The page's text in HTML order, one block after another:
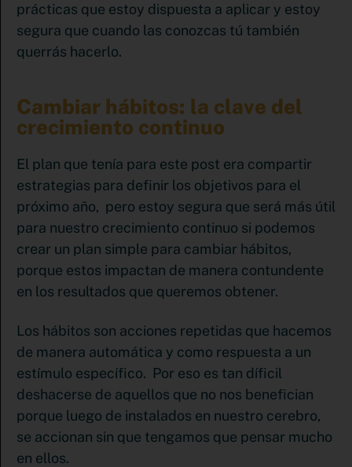
prácticas que estoy dispuesta a aplicar y estoy
segura que cuando las conozcas tú también
querrás hacerlo.
Cambiar hábitos: la clave del
crecimiento continuo
El plan que tenía para este post era compartir
estrategias para definir los objetivos para el
próximo año, pero estoy segura que será más útil
para nuestro crecimiento continuo si podemos
crear un plan simple para cambiar hábitos,
porque estos impactan de manera contundente
en los resultados que queremos obtener.
Los hábitos son acciones repetidas que hacemos
de manera automática y como respuesta a un
estímulo específico. Por eso es tan díficil
deshacerse de aquellos que no nos benefician
porque luego de instalados en nuestro cerebro,
se accionan sin que tengamos que pensar mucho
en ellos.